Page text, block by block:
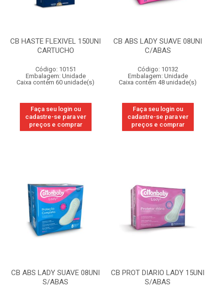
CB HASTE FLEXIVEL 150UNI
CARTUCHO
Código: 10151
Embalagem: Unidade
Caixa contém 60 unidade(s)
Faça seu login ou
cadastre-se para ver
preços e comprar
CB ABS LADY SUAVE 08UNI
C/ABAS
Código: 10132
Embalagem: Unidade
Caixa contém 48 unidade(s)
Faça seu login ou
cadastre-se para ver
preços e comprar
CB ABS LADY SUAVE 08UNI
S/ABAS
CB PROT DIARIO LADY 15UNI
S/ABAS